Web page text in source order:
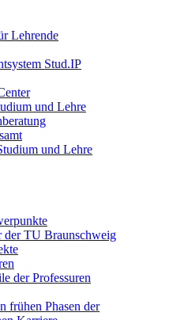
Lehrende
Stud.IP
und Lehre
und Lehre
der TU Braunschweig
der Professuren
frühen Phasen der